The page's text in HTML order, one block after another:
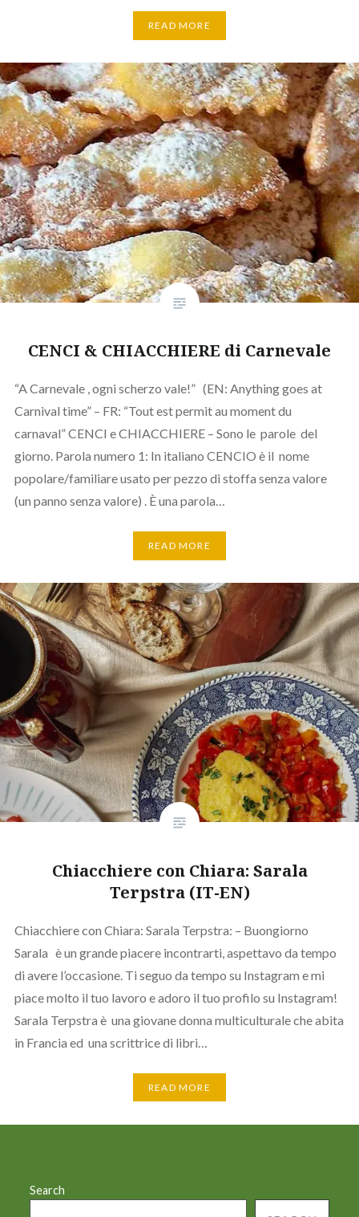
READ MORE
CENCI & CHIACCHIERE di Carnevale
“A Carnevale , ogni scherzo vale!” (EN: Anything goes at
Carnival time” – FR: “Tout est permit au moment du
carnaval” CENCI e CHIACCHIERE – Sono le parole del
giorno. Parola numero 1: In italiano CENCIO è il nome
popolare/familiare usato per pezzo di stoffa senza valore
(un panno senza valore) . È una parola…
READ MORE
Chiacchiere con Chiara: Sarala
Terpstra (IT-EN)
Chiacchiere con Chiara: Sarala Terpstra: – Buongiorno
Sarala è un grande piacere incontrarti, aspettavo da tempo
di avere l’occasione. Ti seguo da tempo su Instagram e mi
piace molto il tuo lavoro e adoro il tuo profilo su Instagram!
Sarala Terpstra è una giovane donna multiculturale che abita
in Francia ed una scrittrice di libri…
READ MORE
Search